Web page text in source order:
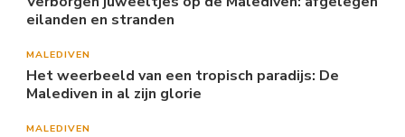
eilanden en stranden
MALEDIVEN
Het weerbeeld van een tropisch paradijs: De
Malediven in al zijn glorie
MALEDIVEN